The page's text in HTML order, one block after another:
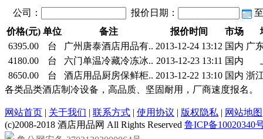
公司： 报价日期：
价格(元) 单位 备注 报价时间 市场
6395.00
台 广州唐泰酒店用品有.. 2013-12-24 13:12 国内 广
4180.00
台 六门单温冷藏冷冻冰.. 2013-12-23 13:11 国内
8650.00
台 酒店用品厨房保鲜柜.. 2013-12-22 13:10 国内 浙
各类品类酒店制冷设备，高品质、坚固耐用，厂商速度报名。
网站首页 | 关于我们 | 联系方式 | 使用协议 | 版权隐私 | 网站地图
(c)2008-2018 酒店用品网 All Rights Reserved 鲁ICP备10020340